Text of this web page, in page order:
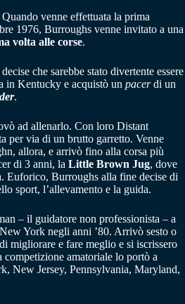
Quando venne effettuata la prima
1976, Burroughs venne invitato a una
volta alle corse.
che sarebbe stato divertente essere
in Kentucky e acquistò un pacerdi un
.
ad allenarlo. Con loro Distant
per via di un brutto garretto. Venne
allora, e arrivò fino alla corsa più
di 3 anni, la Little Brown Jug, dove
Euforico, Burroughs alla fine decise di
sport, l’allevamento e la guida.
– il guidatore non professionista – a
York negli anni ’80. Arrivò sesto o
migliorare e fare meglio e si iscrissero
amatoriale lo portò a
New Jersey, Pennsylvania, Maryland,